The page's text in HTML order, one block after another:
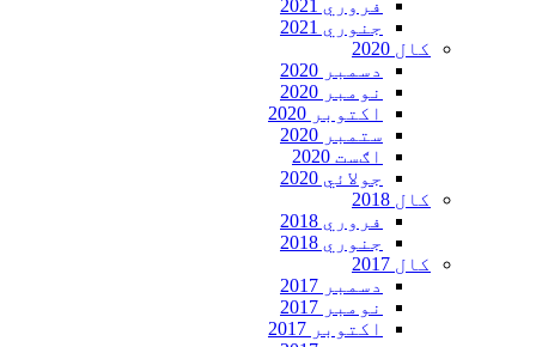
فروري 2021
جنوري 2021
کال 2020
دسمبر 2020
نومبر 2020
اکتوبر 2020
ستمبر 2020
اګست 2020
جولائي 2020
کال 2018
فروري 2018
جنوري 2018
کال 2017
دسمبر 2017
نومبر 2017
اکتوبر 2017